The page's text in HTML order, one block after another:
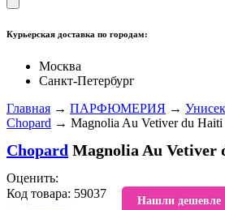
Курьерская доставка по городам:
Москва
Санкт-Петербург
Главная → ПАРФЮМЕРИЯ →
Chopard → Magnolia Au Vetiver du Haiti
Chopard Magnolia Au Vetiver
Нашли дешевле
Оценить:
Код товара: 59037
В избранное